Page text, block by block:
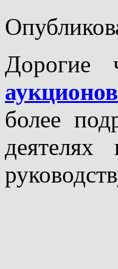
Дорогие
более
деятелях